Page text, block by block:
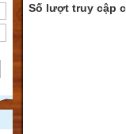
Số lượt truy cập